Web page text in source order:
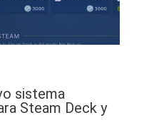
sistema
Steam Deck y